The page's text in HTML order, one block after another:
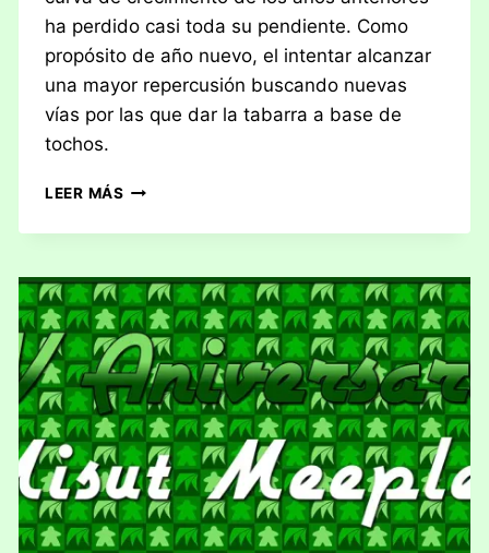
ha perdido casi toda su pendiente. Como
propósito de año nuevo, el intentar alcanzar
una mayor repercusión buscando nuevas
vías por las que dar la tabarra a base de
tochos.
LEER MÁS
DE
MEEPLE